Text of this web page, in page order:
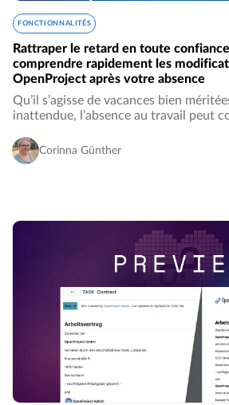
FONCTIONNALITÉS
Rattraper le retard en toute
comprendre rapidement les
OpenProject après votre absence
Qu’il s’agisse de vacances bien
inattendue, l’absence au travail peut
remettre à jour rapidement et
Corinna Günther